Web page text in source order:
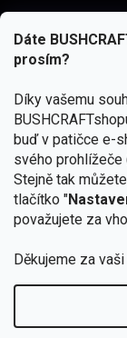
Dáte
prosím?
Díky vašemu
buď v patičce e-
svého prohlížeče
Stejně tak
tlačítko "
považujete za
Děkujeme za
podmínkami
Copyright